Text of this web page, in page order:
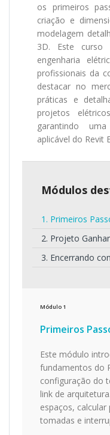
os primeiros
criação e
modelagem
3D. Este curso
engenharia
profissionais da
destacar no
práticas e
projetos
garantindo
aplicável do Revit
Módulos
1. Primeiros
2. Projeto
3. Encerrando
Módulo 1
Primeiros
Este módulo
fundamentos do
configuração do
link de
espaços,
tomadas e